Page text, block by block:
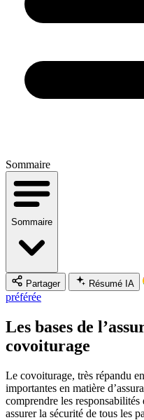
Sommaire
Sommaire
Partager Résumé IA
préférée
Les bases de
covoiturage
Le covoiturage, très répandu
importantes en matière
comprendre les
assurer la sécurité de tous les